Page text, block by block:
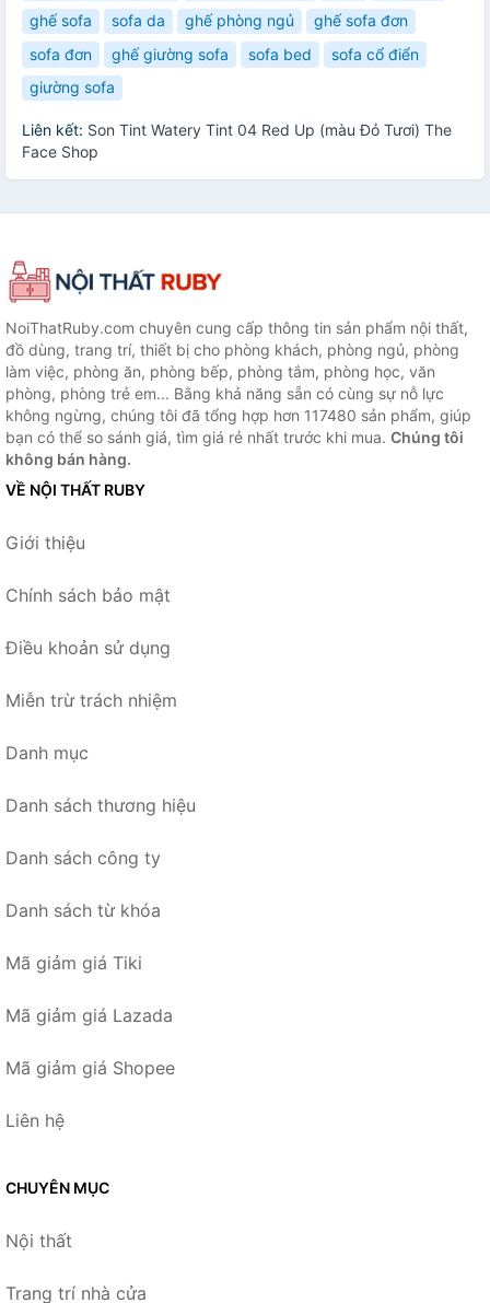
ghế sofa
sofa da ghế phòng ngủ
ghế sofa đơn
sofa đơn
ghế giường sofa sofa bed
sofa cổ điển
giường sofa
Liên kết: Son Tint Watery Tint 04 Red Up (màu Đỏ Tươi) The
Face Shop
NoiThatRuby.com chuyên cung cấp thông tin sản phẩm nội thất,
đồ dùng, trang trí, thiết bị cho phòng khách, phòng ngủ, phòng
làm việc, phòng ăn, phòng bếp, phòng tắm, phòng học, văn
phòng, phòng trẻ em... Bằng khả năng sẵn có cùng sự nỗ lực
không ngừng, chúng tôi đã tổng hợp hơn 117480 sản phẩm, giúp
bạn có thể so sánh giá, tìm giá rẻ nhất trước khi mua. Chúng tôi
không bán hàng.
VỀ NỘI THẤT RUBY
Giới thiệu
Chính sách bảo mật
Điều khoản sử dụng
Miễn trừ trách nhiệm
Danh mục
Danh sách thương hiệu
Danh sách công ty
Danh sách từ khóa
Mã giảm giá Tiki
Mã giảm giá Lazada
Mã giảm giá Shopee
Liên hệ
CHUYÊN MỤC
Nội thất
Trang trí nhà cửa